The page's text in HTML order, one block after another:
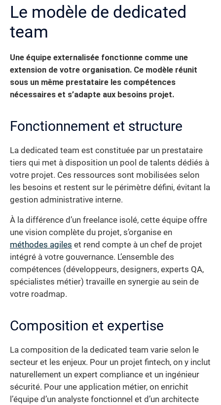
Le modèle de dedicated
team
Une équipe externalisée fonctionne comme une
extension de votre organisation. Ce modèle réunit
sous un même prestataire les compétences
nécessaires et s’adapte aux besoins projet.
Fonctionnement et structure
La dedicated team est constituée par un prestataire
tiers qui met à disposition un pool de talents dédiés à
votre projet. Ces ressources sont mobilisées selon
les besoins et restent sur le périmètre défini, évitant la
gestion administrative interne.
À la différence d’un freelance isolé, cette équipe offre
une vision complète du projet, s’organise en
méthodes agiles et rend compte à un chef de projet
intégré à votre gouvernance. L’ensemble des
compétences (développeurs, designers, experts QA,
spécialistes métier) travaille en synergie au sein de
votre roadmap.
Composition et expertise
La composition de la dedicated team varie selon le
secteur et les enjeux. Pour un projet fintech, on y inclut
naturellement un expert compliance et un ingénieur
sécurité. Pour une application métier, on enrichit
l’équipe d’un analyste fonctionnel et d’un architecte